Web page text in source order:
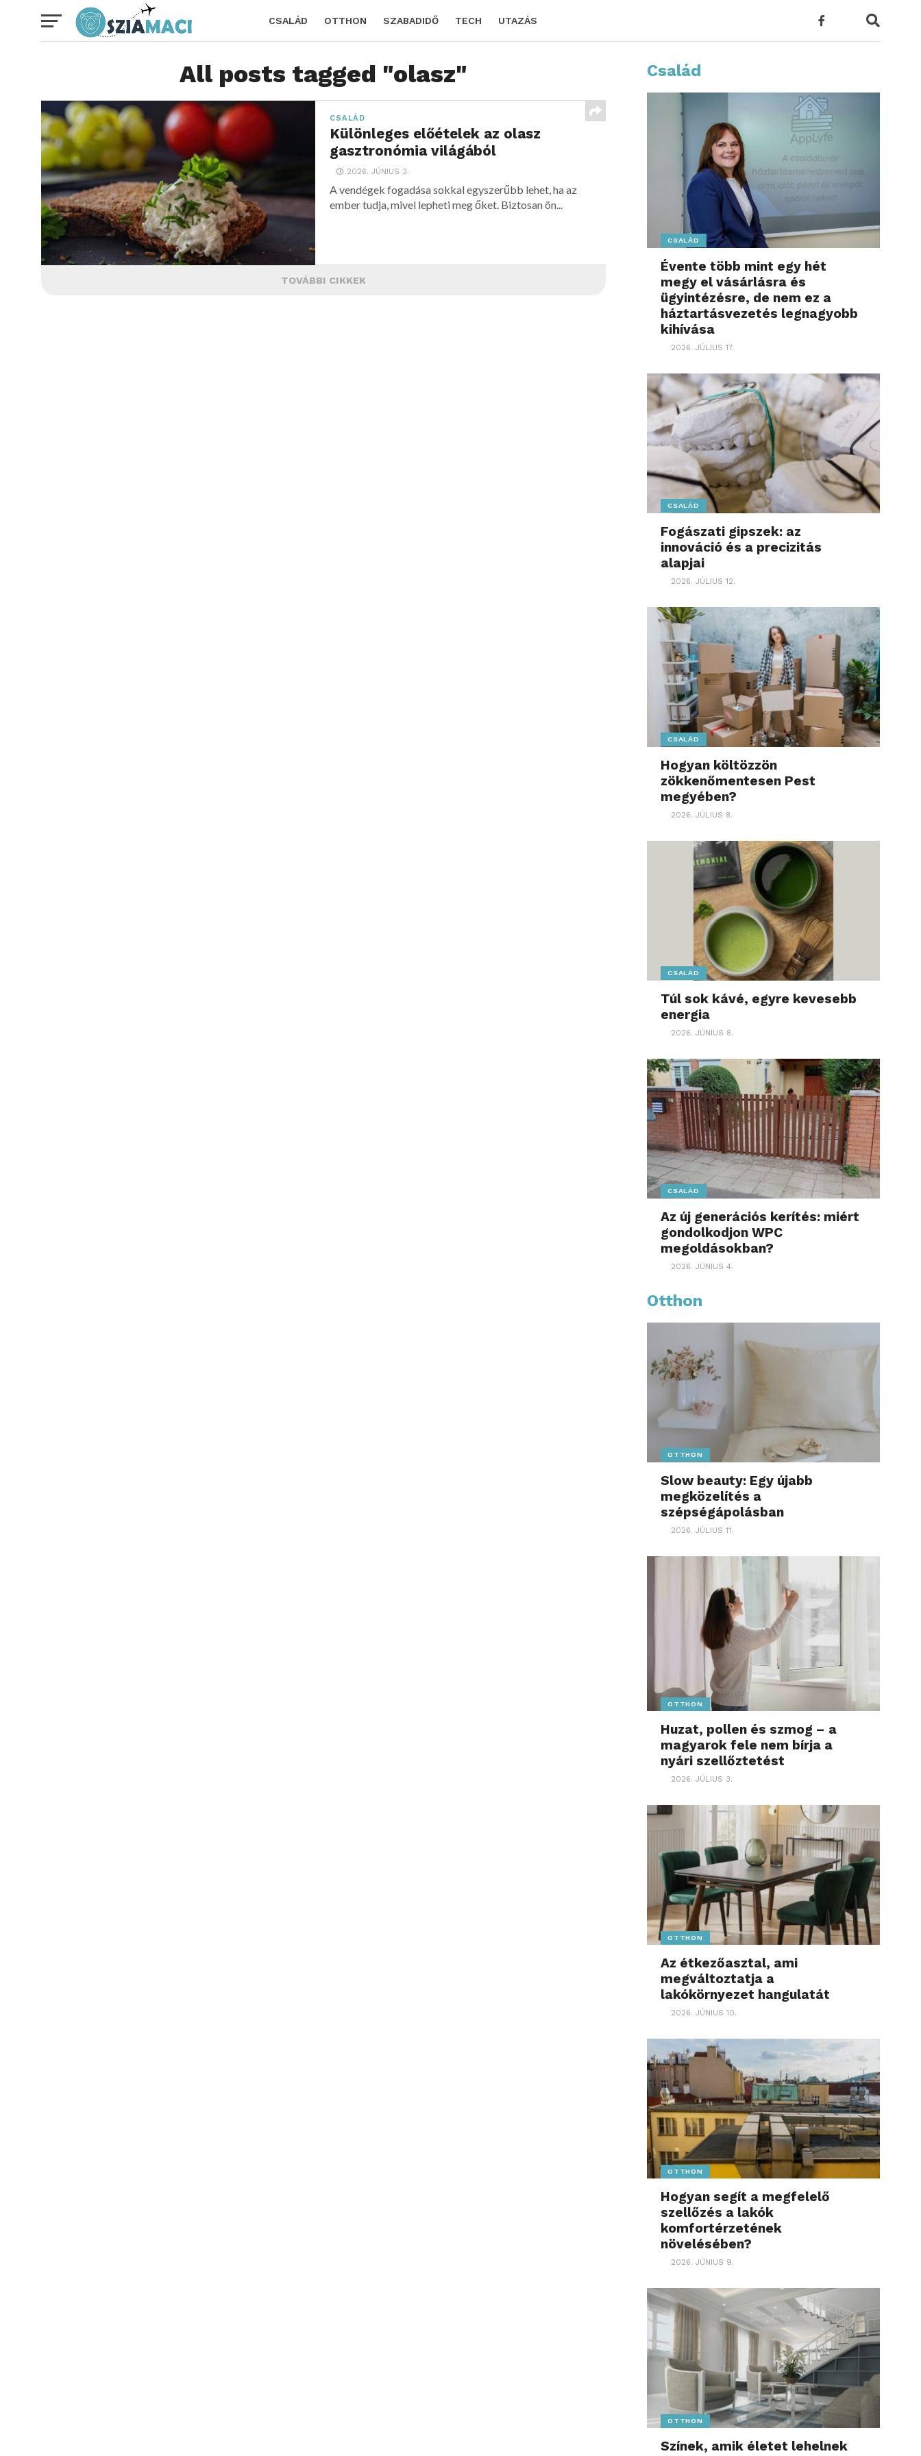
CSALÁD OTTHON SZABADIDŐ TECH UTAZÁS
All posts tagged "olasz"
CSALÁD
Különleges előételek az olasz
gasztronómia világából
2026. JÚNIUS 3.
A vendégek fogadása sokkal egyszerűbb lehet, ha az
ember tudja, mivel lepheti meg őket. Biztosan ön...
TOVÁBBI CIKKEK
Család
CSALÁD
Évente több mint egy hét
megy el vásárlásra és
ügyintézésre, de nem ez a
háztartásvezetés legnagyobb
kihívása
2026. JÚLIUS 17.
CSALÁD
Fogászati gipszek: az
innováció és a precizitás
alapjai
2026. JÚLIUS 12.
CSALÁD
Hogyan költözzön
zökkenőmentesen Pest
megyében?
2026. JÚLIUS 8.
CSALÁD
Túl sok kávé, egyre kevesebb
energia
2026. JÚNIUS 8.
CSALÁD
Az új generációs kerítés: miért
gondolkodjon WPC
megoldásokban?
2026. JÚNIUS 4.
Otthon
OTTHON
Slow beauty: Egy újabb
megközelítés a
szépségápolásban
2026. JÚLIUS 11.
OTTHON
Huzat, pollen és szmog – a
magyarok fele nem bírja a
nyári szellőztetést
2026. JÚLIUS 3.
OTTHON
Az étkezőasztal, ami
megváltoztatja a
lakókörnyezet hangulatát
2026. JÚNIUS 10.
OTTHON
Hogyan segít a megfelelő
szellőzés a lakók
komfortérzetének
növelésében?
2026. JÚNIUS 9.
OTTHON
Színek, amik életet lehelnek